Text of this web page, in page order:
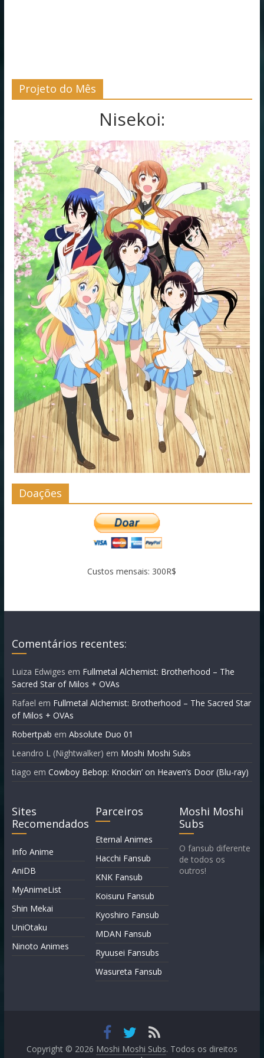
Projeto do Mês
Nisekoi:
Doações
Custos mensais: 300R$
Comentários recentes:
Luiza Edwiges em Fullmetal Alchemist: Brotherhood – The
Sacred Star of Milos + OVAs
Rafael em Fullmetal Alchemist: Brotherhood – The Sacred Star
of Milos + OVAs
Robertpab em Absolute Duo 01
Leandro L (Nightwalker) em Moshi Moshi Subs
tiago em Cowboy Bebop: Knockin’ on Heaven’s Door (Blu-ray)
Sites
Recomendados
Info Anime
AniDB
MyAnimeList
Shin Mekai
UniOtaku
Ninoto Animes
Parceiros
Eternal Animes
Hacchi Fansub
KNK Fansub
Koisuru Fansub
Kyoshiro Fansub
MDAN Fansub
Ryuusei Fansubs
Wasureta Fansub
Moshi Moshi
Subs
O fansub diferente
de todos os
outros!
Copyright © 2026 Moshi Moshi Subs. Todos os direitos